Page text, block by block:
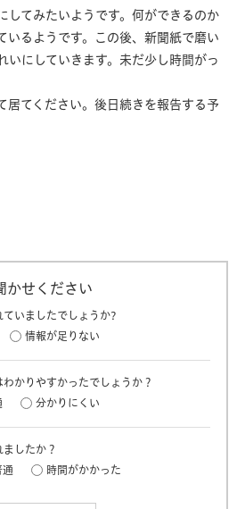
してみたいようです。何ができるのか
いるようです。この後、新聞紙で磨い
いにしていきます。未だ少し時間がっ
てください。後日続きを報告する予
かせください
いましたでしょうか?
情報が足りない
かりやすかったでしょうか？
分かりにくい
したか？
通 時間がかかった